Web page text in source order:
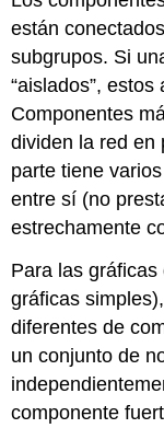
están
subgrupos. Si
“aislados”,
Componentes
dividen la red en
parte tiene
entre sí (no
estrechamente
Para las
gráficas
diferentes de
un conjunto de
componente